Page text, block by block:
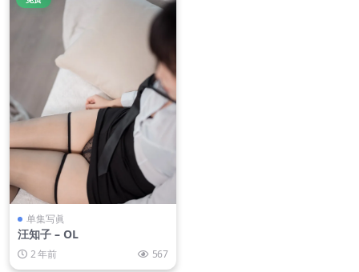
单集写眞
汪知子 – OL
2 年前 567